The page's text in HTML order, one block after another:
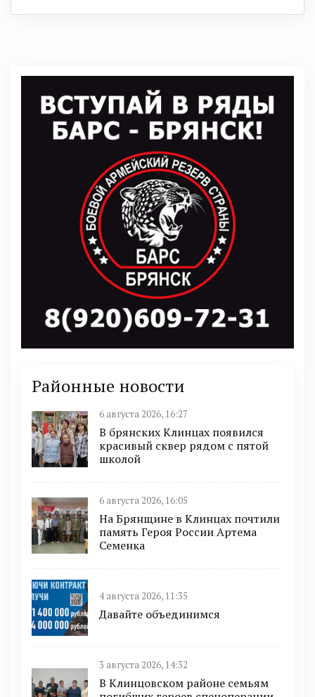
Районные новости
6 августа 2026, 16:27
В брянских Клинцах появился
красивый сквер рядом с пятой
школой
6 августа 2026, 16:05
На Брянщине в Клинцах почтили
память Героя России Артема
Семенка
4 августа 2026, 11:35
Давайте объединимся
3 августа 2026, 14:32
В Клинцовском районе семьям